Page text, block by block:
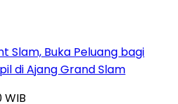
Slam, Buka Peluang bagi
di Ajang Grand Slam
WIB